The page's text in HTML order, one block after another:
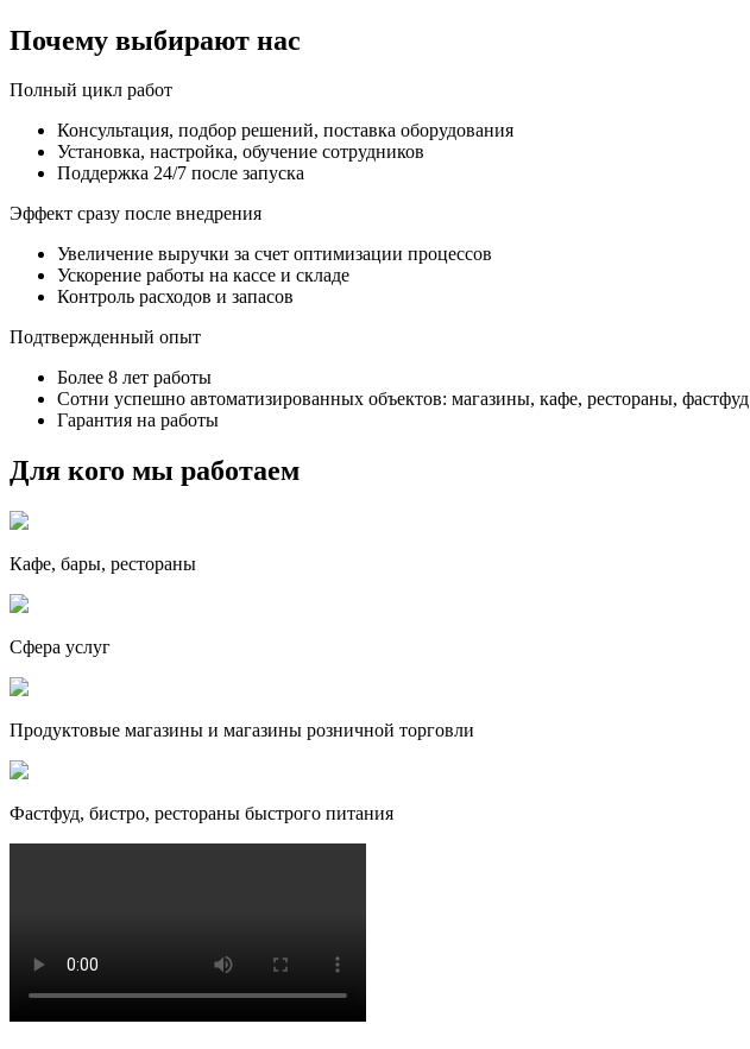
Почему выбирают нас
Полный цикл работ
Консультация, подбор решений, поставка оборудования
Установка, настройка, обучение сотрудников
Поддержка 24/7 после запуска
Эффект сразу после внедрения
Увеличение выручки за счет оптимизации процессов
Ускорение работы на кассе и складе
Контроль расходов и запасов
Подтвержденный опыт
Более 8 лет работы
Сотни успешно автоматизированных объектов: магазины, кафе, рестораны, фастфуд
Гарантия на работы
Для кого мы работаем
Кафе, бары, рестораны
Сфера услуг
Продуктовые магазины и магазины розничной торговли
Фастфуд, бистро, рестораны быстрого питания